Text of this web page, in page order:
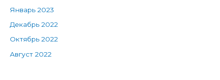
Январь 2023
Декабрь 2022
Октябрь 2022
Август 2022